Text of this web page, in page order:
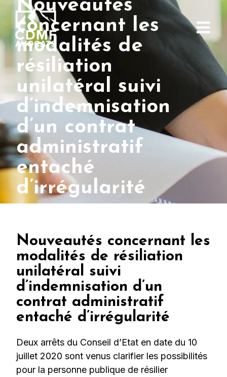
Nouveautés
concernant les
modalités de
résiliation
unilatéral suivi
d’indemnisation
d’un contrat
administratif
entaché
d’irrégularité
Nouveautés concernant les
modalités de résiliation
unilatéral suivi
d’indemnisation d’un
contrat administratif
entaché d’irrégularité
Deux arrêts du Conseil d’Etat en date du 10
juillet 2020 sont venus clarifier les possibilités
pour la personne publique de résilier